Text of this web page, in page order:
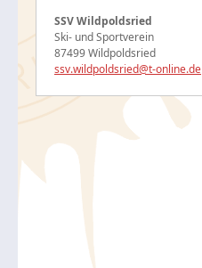
SSV Wildpoldsried
Ski- und Sportverein
87499 Wildpoldsried
ssv.wildpoldsried@t-online.de